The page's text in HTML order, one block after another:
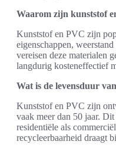
Waarom zijn kunststof
Kunststof en PVC zijn
eigenschappen,
vereisen deze materialen
langdurig kosteneffectief
Wat is de levensduur
Kunststof en PVC zijn
vaak meer dan 50 jaar.
residentiële als
recycleerbaarheid draagt